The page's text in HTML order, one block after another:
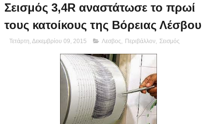
Σεισμός 3,4R αναστάτωσε το πρωί
τους κατοίκους της Βόρειας Λέσβου
Τετάρτη, Δεκεμβρίου 09, 2015 Λεσβος Περιβάλλον, Σεισμός